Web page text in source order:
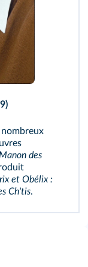
Manon des
et Obélix :
Ch'tis.